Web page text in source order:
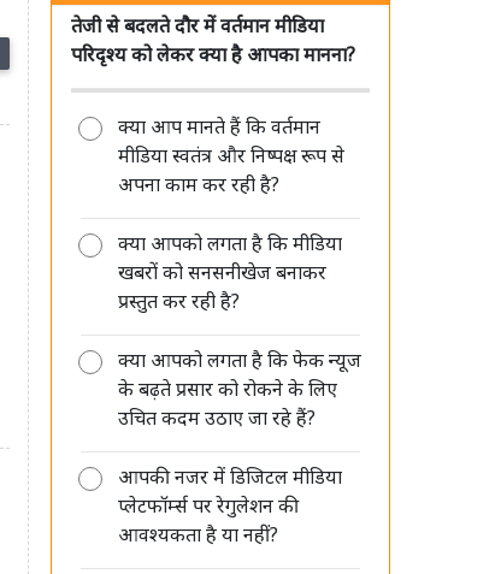
पत्रकारिता का अगला भविष्य छोटे शहरों
और हाइपर लोकल रिपोर्टर्स के पास: शमशेर
सिंह
मीडिया की जवाबदेही सिर्फ जनता के प्रति
है, किसी सत्ता या विपक्ष के प्रति नहीं: रंजीत
मीडिया की साख बचानी है तो पहले खुद
अपने पेशे का सम्मान करें: आलोक मेहता
तेजी से बदलते दौर में वर्तमान मीडिया
परिदृश्य को लेकर क्या है आपका मानना?
क्या आप मानते हैं कि वर्तमान
मीडिया स्वतंत्र और निष्पक्ष रूप से
अपना काम कर रही है?
क्या आपको लगता है कि मीडिया
खबरों को सनसनीखेज बनाकर
प्रस्तुत कर रही है?
क्या आपको लगता है कि फेक न्यूज
के बढ़ते प्रसार को रोकने के लिए
उचित कदम उठाए जा रहे हैं?
आपकी नजर में डिजिटल मीडिया
प्लेटफॉर्म्स पर रेगुलेशन की
आवश्यकता है या नहीं?